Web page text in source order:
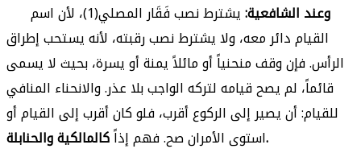
وعند الشافعية:
يشترط نصب فَقَار المصلي(1)، لأن اسم
القيام دائر معه، ولا يشترط نصب رقبته، لأنه يستحب إطراق
الرأس. فإن وقف منحنياً أو مائلاً يمنة أو يسرة، بحيث لا يسمى
قائماً، لم يصح قيامه لتركه الواجب بلا عذر. والانحناء المنافي
للقيام: أن يصير إلى الركوع أقرب، فلو كان أقرب إلى القيام أو
استوى الأمران صح. فهم إذاًكالمالكية والحنابلة.